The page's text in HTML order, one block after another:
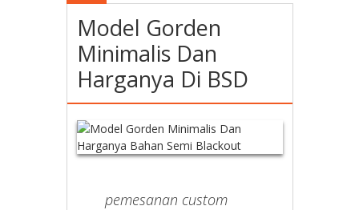
Model Gorden
Minimalis Dan
Harganya Di BSD
pemesanan custom